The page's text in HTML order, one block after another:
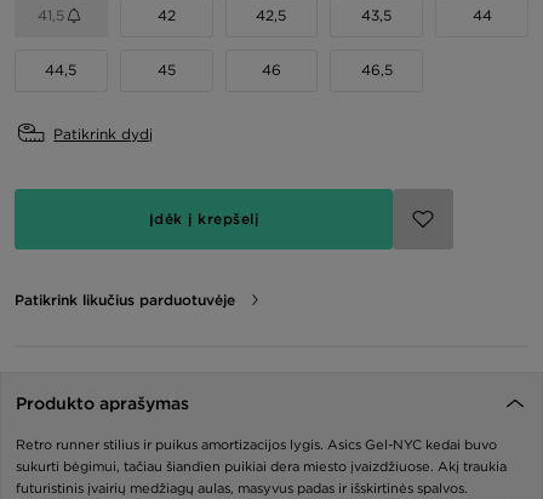
41,5 42 42,5 43,5 44
44,5 45 46 46,5
Patikrink dydį
Įdėk į krepšelį
Patikrink likučius parduotuvėje
Produkto aprašymas
Retro runner stilius ir puikus amortizacijos lygis. Asics Gel-NYC kedai buvo
sukurti bėgimui, tačiau šiandien puikiai dera miesto įvaizdžiuose. Akį traukia
futuristinis įvairių medžiagų aulas, masyvus padas ir išskirtinės spalvos.